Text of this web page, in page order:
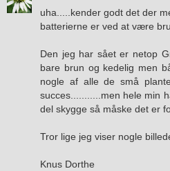
uha.....kender godt det der
batterierne er ved at være
Den jeg har sået er netop
bare brun og kedelig men
nogle af alle de små
succes...........men hele min
del skygge så måske det er
Tror lige jeg viser nogle
Knus Dorthe